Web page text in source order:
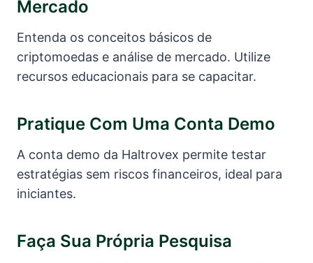
Mercado
Entenda os conceitos básicos de
criptomoedas e análise de mercado. Utilize
recursos educacionais para se capacitar.
Pratique Com Uma Conta Demo
A conta demo da Haltrovex permite testar
estratégias sem riscos financeiros, ideal para
iniciantes.
Faça Sua Própria Pesquisa